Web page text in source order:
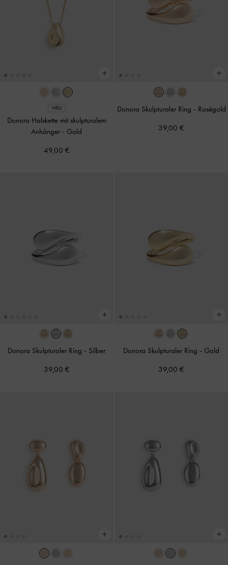
NEU
Donora Halskette mit skulpturalem
Anhänger - Gold
49,00 €
Donora Skulpturaler Ring - Roségold
39,00 €
Donora Skulpturaler Ring - Silber
39,00 €
Donora Skulpturaler Ring - Gold
39,00 €